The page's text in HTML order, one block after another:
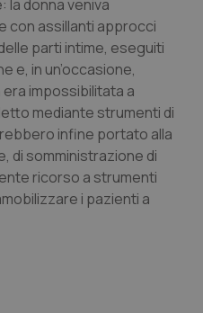
Bolzano
di Trento
Ulcerosa
la donna veniva
con assillanti approcci
parti intime, eseguiti
e, in un’occasione,
era impossibilitata a
mediante strumenti di
infine portato alla
di somministrazione di
ricorso a strumenti
i pazienti a